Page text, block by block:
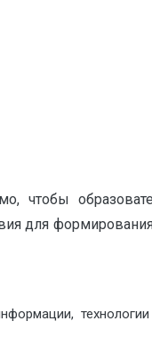
чтобы
для